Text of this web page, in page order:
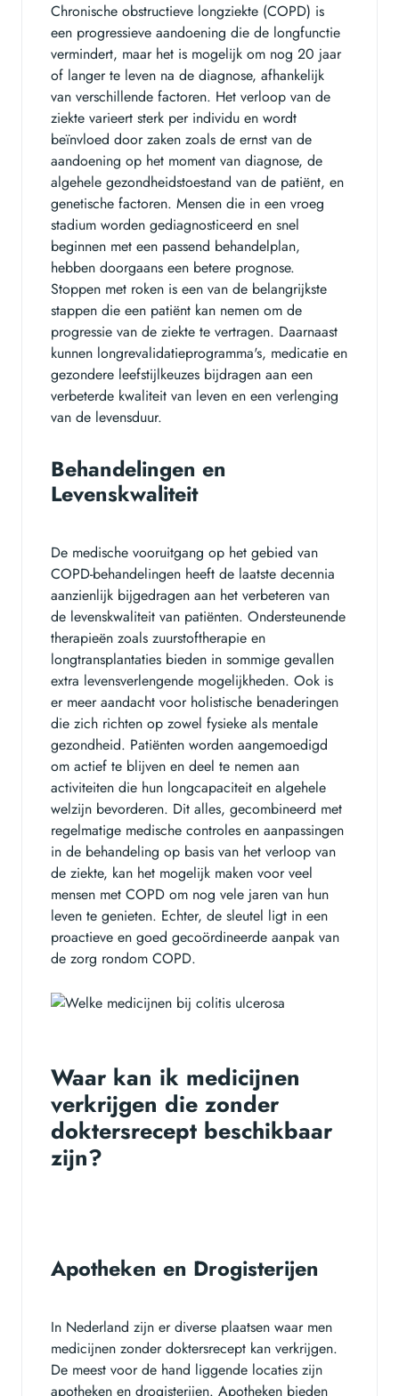
Chronische obstructieve longziekte (COPD) is
een progressieve aandoening die de longfunctie
vermindert, maar het is mogelijk om nog 20 jaar
of langer te leven na de diagnose, afhankelijk
van verschillende factoren. Het verloop van de
ziekte varieert sterk per individu en wordt
beïnvloed door zaken zoals de ernst van de
aandoening op het moment van diagnose, de
algehele gezondheidstoestand van de patiënt, en
genetische factoren. Mensen die in een vroeg
stadium worden gediagnosticeerd en snel
beginnen met een passend behandelplan,
hebben doorgaans een betere prognose.
Stoppen met roken is een van de belangrijkste
stappen die een patiënt kan nemen om de
progressie van de ziekte te vertragen. Daarnaast
kunnen longrevalidatieprogramma's, medicatie en
gezondere leefstijlkeuzes bijdragen aan een
verbeterde kwaliteit van leven en een verlenging
van de levensduur.
Behandelingen en
Levenskwaliteit
De medische vooruitgang op het gebied van
COPD-behandelingen heeft de laatste decennia
aanzienlijk bijgedragen aan het verbeteren van
de levenskwaliteit van patiënten. Ondersteunende
therapieën zoals zuurstoftherapie en
longtransplantaties bieden in sommige gevallen
extra levensverlengende mogelijkheden. Ook is
er meer aandacht voor holistische benaderingen
die zich richten op zowel fysieke als mentale
gezondheid. Patiënten worden aangemoedigd
om actief te blijven en deel te nemen aan
activiteiten die hun longcapaciteit en algehele
welzijn bevorderen. Dit alles, gecombineerd met
regelmatige medische controles en aanpassingen
in de behandeling op basis van het verloop van
de ziekte, kan het mogelijk maken voor veel
mensen met COPD om nog vele jaren van hun
leven te genieten. Echter, de sleutel ligt in een
proactieve en goed gecoördineerde aanpak van
de zorg rondom COPD.
Waar kan ik medicijnen
verkrijgen die zonder
doktersrecept beschikbaar
zijn?
Apotheken en Drogisterijen
In Nederland zijn er diverse plaatsen waar men
medicijnen zonder doktersrecept kan verkrijgen.
De meest voor de hand liggende locaties zijn
apotheken en drogisterijen. Apotheken bieden